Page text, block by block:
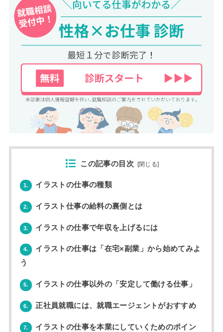
この記事の目次 [閉じる]
1. イラストの仕事の種類
2. イラスト仕事の給料の裏側とは
3. イラストの仕事で年収を上げるには
4.
イラストの仕事は「在宅×副業」から始めてみよ
う
5. イラストの仕事以外の「安定して働ける仕事」
6. 正社員就職には、就職エージェントがおすすめ
7.
イラストの仕事を本業にしていくためのポイン